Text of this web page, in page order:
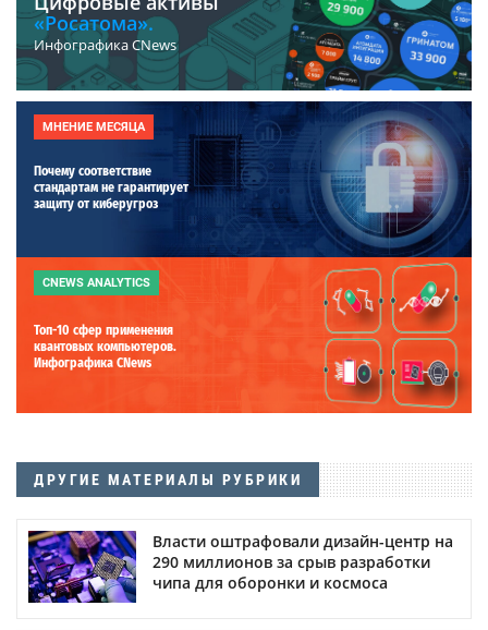
«Росатома».
Инфографика CNews
МНЕНИЕ МЕСЯЦА
Почему соответствие
стандартам не гарантирует
защиту от киберугроз
CNEWS ANALYTICS
Топ-10 сфер применения
квантовых компьютеров.
Инфографика CNews
ДРУГИЕ МАТЕРИАЛЫ РУБРИКИ
Власти оштрафовали дизайн-центр на
290 миллионов за срыв разработки
чипа для оборонки и космоса